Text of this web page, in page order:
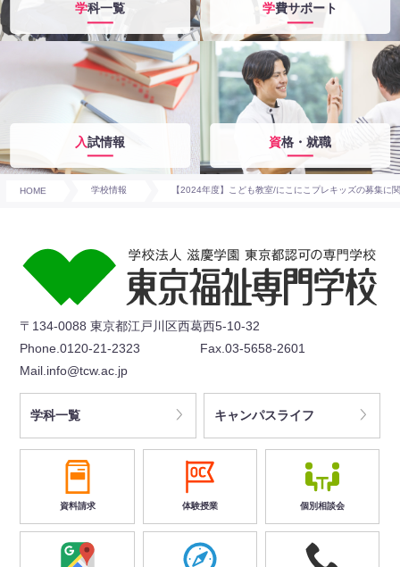
学科一覧 学費サポート
入試情報 資格・就職
HOME 学校情報 【2024年度】こども教室/にこにこプレキッズの募集に
〒134-0088 東京都江戸川区西葛西5-10-32
Phone.0120-21-2323
Fax.03-5658-2601
Mail.info@tcw.ac.jp
学科一覧 キャンパスライフ
資料請求 体験授業 個別相談会